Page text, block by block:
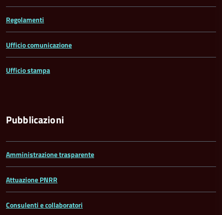
Regolamenti
Ufficio comunicazione
Ufficio stampa
Pubblicazioni
Amministrazione trasparente
Attuazione PNRR
Consulenti e collaboratori